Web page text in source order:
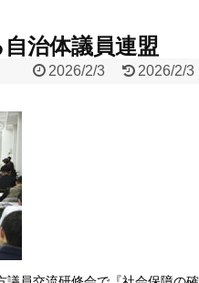
治体議員連盟
2026/2/3 2026/2/3